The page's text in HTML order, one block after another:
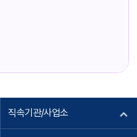
직속기관/사업소